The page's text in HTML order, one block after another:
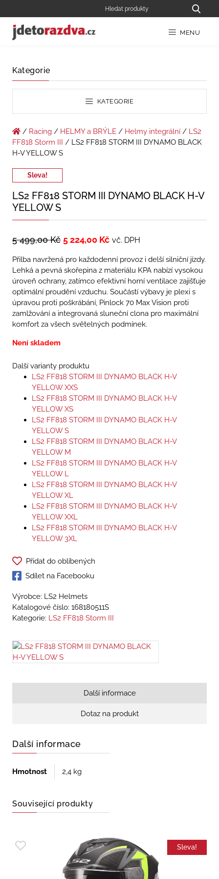
MENU
Kategorie
KATEGORIE
/ Racing / HELMY a BRÝLE / Helmy integrální / LS2
FF818 Storm III
/ LS2 FF818 STORM III DYNAMO BLACK
H-V YELLOW S
Sleva!
LS2 FF818 STORM III DYNAMO BLACK H-V
YELLOW S
5 499,00Kč 5 224,00 Kč vč. DPH
Přilba navržená pro každodenní provoz i delší silniční jízdy.
Lehká a pevná skořepina z materiálu KPA nabízí vysokou
úroveň ochrany, zatímco efektivní horní ventilace zajišťuje
optimální proudění vzduchu. Součástí výbavy je plexi s
úpravou proti poškrábání, Pinlock 70 Max Vision proti
zamlžování a integrovaná sluneční clona pro maximální
komfort za všech světelných podmínek.
Není skladem
Další varianty produktu
LS2 FF818 STORM III DYNAMO BLACK H-V
YELLOW XXS
LS2 FF818 STORM III DYNAMO BLACK H-V
YELLOW XS
LS2 FF818 STORM III DYNAMO BLACK H-V
YELLOW S
LS2 FF818 STORM III DYNAMO BLACK H-V
YELLOW M
LS2 FF818 STORM III DYNAMO BLACK H-V
YELLOW L
LS2 FF818 STORM III DYNAMO BLACK H-V
YELLOW XL
LS2 FF818 STORM III DYNAMO BLACK H-V
YELLOW XXL
LS2 FF818 STORM III DYNAMO BLACK H-V
YELLOW 3XL
Přidat do oblíbených
Sdílet na Facebooku
Výrobce: LS2 Helmets
Katalogové číslo: 168180511S
Kategorie: LS2 FF818 Storm III
Další informace
Dotaz na produkt
Další informace
Hmotnost 2,4 kg
Související produkty
Sleva!